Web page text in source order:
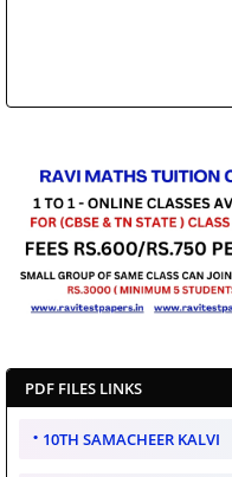
PDF FILES LINKS
10TH SAMACHEER KALVI